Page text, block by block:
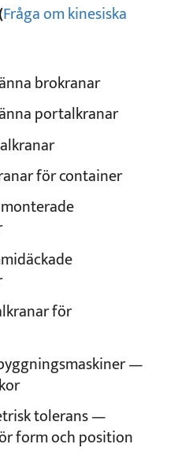
Fråga om kinesiska
brokranar
portalkranar
för container
för
—
tolerans —
form och position